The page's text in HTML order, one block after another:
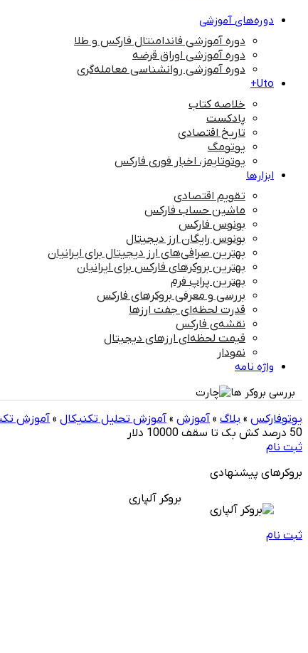
دوره‌های آموزشی
دوره آموزشی فاندامنتال فارکس و طلا
دوره آموزشی اوراق قرضه
دوره آموزشی روانشناسی معامله‌گری
Uto+
خلاصه کتاب
پادکست
تاریخ اقتصادی
یوتومگ
یوتوتایمز، اخبار فوری فارکس
ابزارها
تقویم اقتصادی
ماشین حساب فارکس
بونوس فارکس
بونوس رایگان ارز دیجیتال
بهترین صرافی‌های ارز دیجیتال برای ایرانیان
بهترین بروکرهای فارکس برای ایرانیان
بهترین پراپ‌ فرم
بررسی و معرفی بروکرهای فارکس
قدرت لحظه‌ای جفت ارزها
نقشه‌ی فارکس
قیمت لحظه‌ای ارزهای دیجیتال
نمودار
واژه نامه
بررسی بروکر ها
یوتوفارکس » بلاگ » آموزش » آموزش تحلیل تکنیکال »آموزش
50 درصد کش بک تا سقف 10000 دلار
ثبت نام
بروکرهای پیشنهادی
بروکر آلپاری
ثبت نام